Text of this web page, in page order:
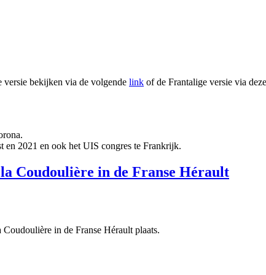
versie bekijken via de volgende link of de Frantalige versie via deze
en 2021 en ook het UIS congres te Frankrijk.
Coudoulière in de Franse Hérault
in de Franse Hérault plaats.